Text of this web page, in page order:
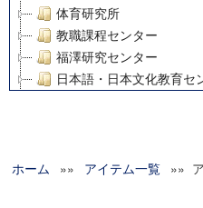
体育研究所
教職課程センター
福澤研究センター
日本語・日本文化教育セ
グローバルリサーチイン
ホーム »» アイテム一覧 »»